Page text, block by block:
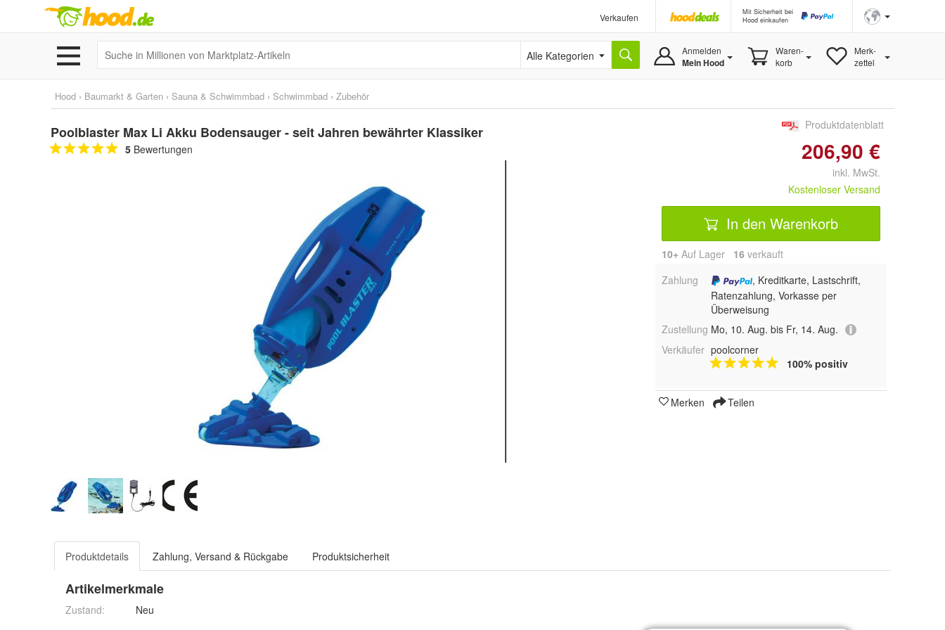
Verkaufen
Mit Sicherheit bei
Hood einkaufen
Alle Kategorien Anmelden
Mein Hood
Waren-
korb
Merk-
zettel
Hood › Baumarkt & Garten › Sauna & Schwimmbad › Schwimmbad › Zubehör
Poolblaster Max Li Akku Bodensauger - seit Jahren bewährter Klassiker
5 Bewertungen
Produktdatenblatt
206,90 €
inkl. MwSt.
Kostenloser Versand
In den Warenkorb
10+ Auf Lager 16 verkauft
Zahlung
, Kreditkarte, Lastschrift,
Ratenzahlung, Vorkasse per
Überweisung
Zustellung Mo, 10. Aug. bis Fr, 14. Aug.
Verkäufer poolcorner
100% positiv
Merken Teilen
Produktdetails Zahlung, Versand & Rückgabe Produktsicherheit
Artikelmerkmale
Zustand: Neu